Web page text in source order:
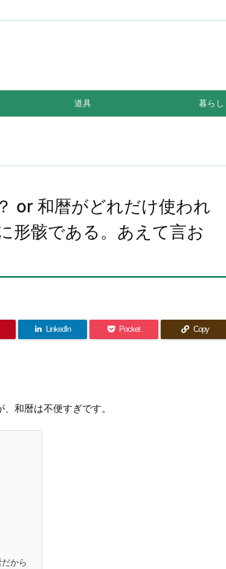
道具 暮らし
or 和暦がどれだけ使われ
形骸である。あえて言お
LinkedIn Pocket Copy
和暦は不便すぎです。
から